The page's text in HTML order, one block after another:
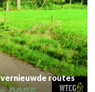
Vasser Heuvelen Classic met vernieuwde routes